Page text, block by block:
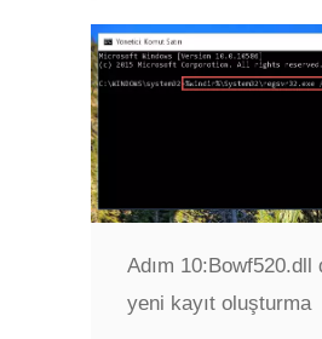
Adım 10:Bowf520.dll
yeni kayıt oluşturma